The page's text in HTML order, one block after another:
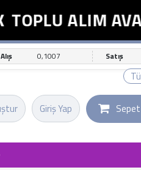
ALIM
Alış 0,1007 Satış
Giriş Yap